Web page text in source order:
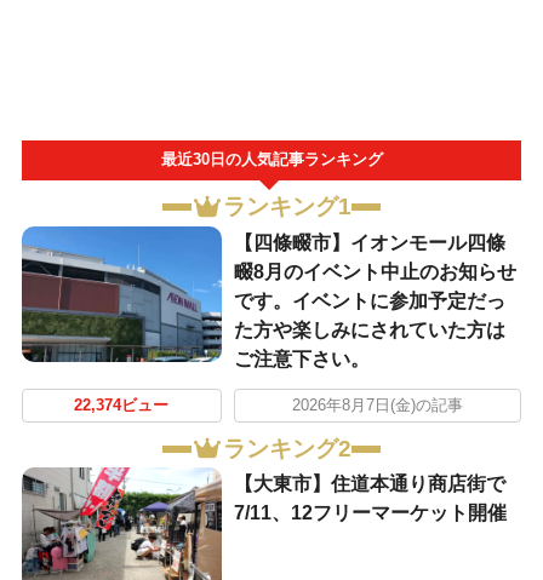
最近30日の人気記事ランキング
ランキング1
【四條畷市】イオンモール四條
畷8月のイベント中止のお知らせ
です。イベントに参加予定だっ
た方や楽しみにされていた方は
ご注意下さい。
22,374ビュー 2026年8月7日(金)の記事
ランキング2
【大東市】住道本通り商店街で
7/11、12フリーマーケット開催